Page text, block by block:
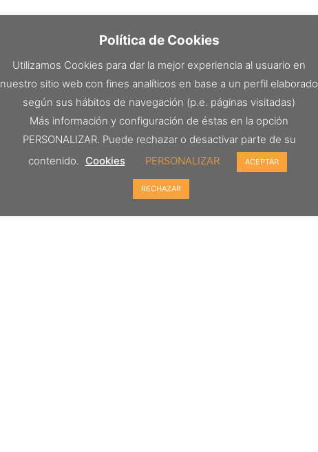
Política de Cookies
Utilizamos Cookies para dar la mejor experiencia al usuario en
nuestro sitio web con fines analíticos en base a un perfil elaborado
según sus hábitos de navegación (p.e. páginas visitadas)
Más información y configuración de éstas en la opción
PERSONALIZAR. Puede rechazar o desactivar parte de su
contenido. Cookies PERSONALIZAR ACEPTAR
RECHAZAR